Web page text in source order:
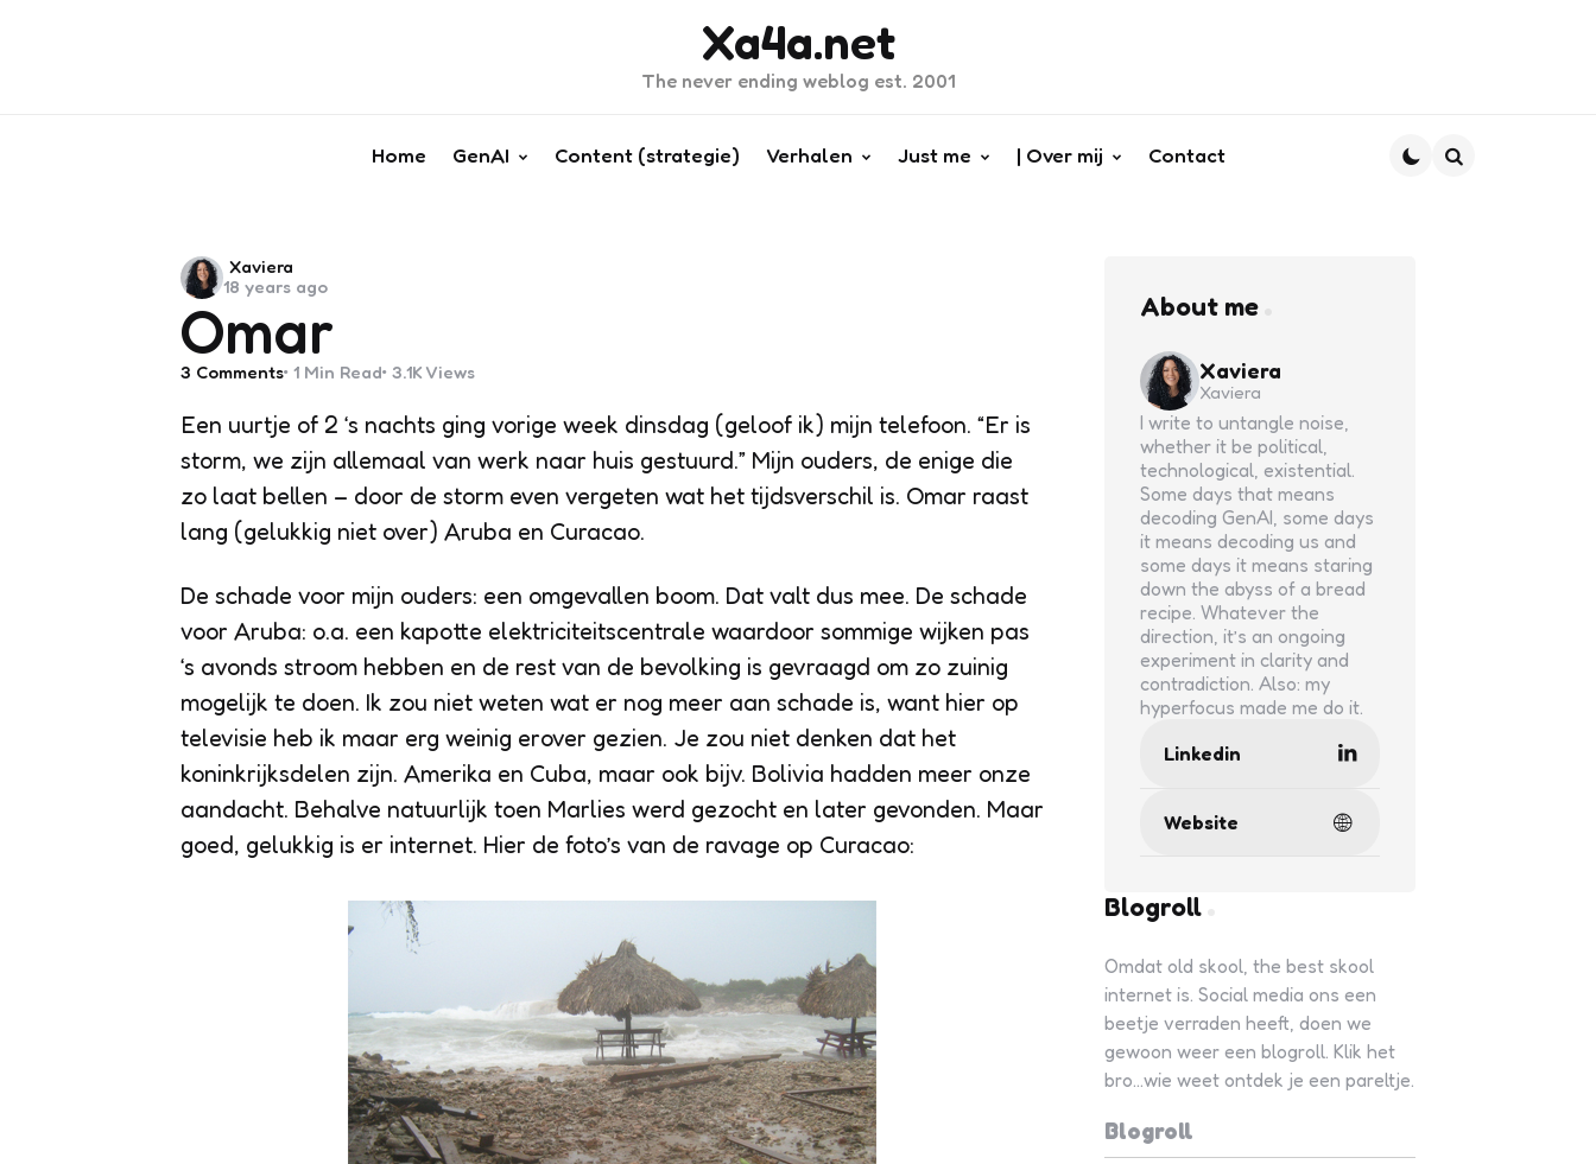
Xa4a.net
The never ending weblog est. 2001
Home GenAI Content (strategie) Verhalen Just me | Over mij Contact
Omar
Posted
by
Xaviera
18 years ago
3 Comments 1 Min Read 3.1K Views
Een uurtje of 2 ‘s nachts ging vorige week dinsdag (geloof ik) mijn telefoon. “Er is
storm, we zijn allemaal van werk naar huis gestuurd.” Mijn ouders, de enige die
zo laat bellen – door de storm even vergeten wat het tijdsverschil is. Omar raast
lang (gelukkig niet over) Aruba en Curacao.
De schade voor mijn ouders: een omgevallen boom. Dat valt dus mee. De schade
voor Aruba: o.a. een kapotte elektriciteitscentrale waardoor sommige wijken pas
‘s avonds stroom hebben en de rest van de bevolking is gevraagd om zo zuinig
mogelijk te doen. Ik zou niet weten wat er nog meer aan schade is, want hier op
televisie heb ik maar erg weinig erover gezien. Je zou niet denken dat het
koninkrijksdelen zijn. Amerika en Cuba, maar ook bijv. Bolivia hadden meer onze
aandacht. Behalve natuurlijk toen Marlies werd gezocht en later gevonden. Maar
goed, gelukkig is er internet. Hier de foto’s van de ravage op Curacao:
About me
Xaviera
Xaviera
I write to untangle noise,
whether it be political,
technological, existential.
Some days that means
decoding GenAI, some days
it means decoding us and
some days it means staring
down the abyss of a bread
recipe. Whatever the
direction, it’s an ongoing
experiment in clarity and
contradiction. Also: my
hyperfocus made me do it.
Linkedin
Website
Blogroll
Omdat old skool, the best skool
internet is. Social media ons een
beetje verraden heeft, doen we
gewoon weer een blogroll. Klik het
bro...wie weet ontdek je een pareltje.
Blogroll